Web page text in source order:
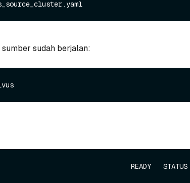
sudah berjalan:
READY   STATUS